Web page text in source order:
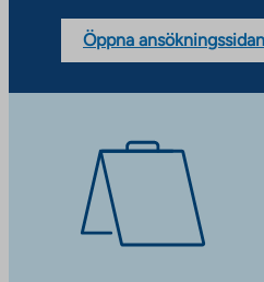
Öppna ansökningssidan